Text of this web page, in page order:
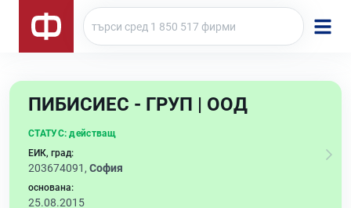
ПИБИСИЕС - ГРУП | ООД
СТАТУС: действащ
ЕИК, град:
203674091, София
основана:
25.08.2015